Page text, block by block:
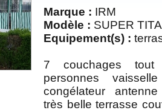
Marque : IRM
Modèle : SUPER
Equipement(s) :
7 couchages
personnes
congélateur
très belle terrasse